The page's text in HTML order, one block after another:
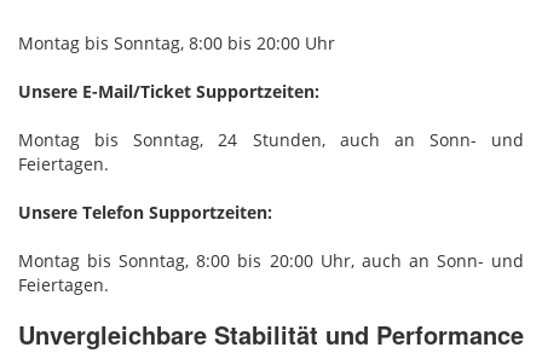
Montag bis Sonntag, 8:00 bis 20:00 Uhr
Unsere E-Mail/Ticket Supportzeiten:
Montag bis Sonntag, 24 Stunden, auch an Sonn- und
Feiertagen.
Unsere Telefon Supportzeiten:
Montag bis Sonntag, 8:00 bis 20:00 Uhr, auch an Sonn- und
Feiertagen.
Unvergleichbare Stabilität und Performance